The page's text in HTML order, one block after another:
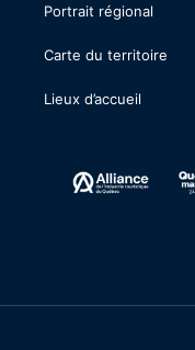
Portrait régional
Carte du territoire
Lieux d’accueil